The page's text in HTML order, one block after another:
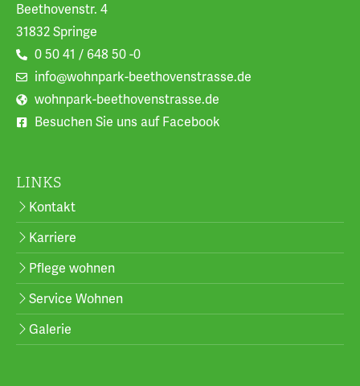
Beethovenstr. 4
31832 Springe
0 50 41 / 648 50 -0
info@wohnpark-beethovenstrasse.de
wohnpark-beethovenstrasse.de
Besuchen Sie uns auf Facebook
LINKS
Kontakt
Karriere
Pflege wohnen
Service Wohnen
Galerie